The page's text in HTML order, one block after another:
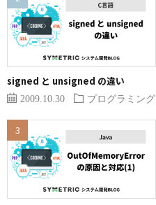
signed と unsigned の違い
2009.10.30 プログラミング